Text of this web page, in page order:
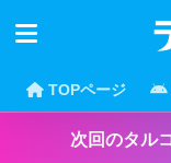
TOPページ
次回のタル